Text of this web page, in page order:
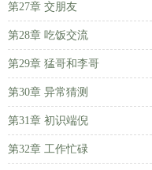
第27章 交朋友
第28章 吃饭交流
第29章 猛哥和李哥
第30章 异常猜测
第31章 初识端倪
第32章 工作忙碌